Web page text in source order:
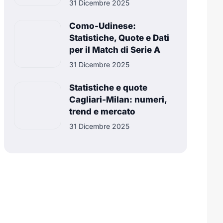
31 Dicembre 2025
Como-Udinese:
Statistiche, Quote e Dati
per il Match di Serie A
31 Dicembre 2025
Statistiche e quote
Cagliari-Milan: numeri,
trend e mercato
31 Dicembre 2025